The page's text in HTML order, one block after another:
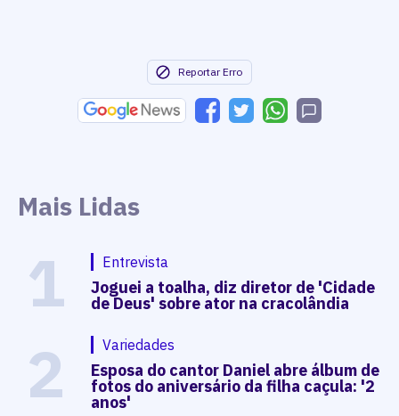
Reportar Erro
Mais Lidas
1 Entrevista
Joguei a toalha, diz diretor de 'Cidade
de Deus' sobre ator na cracolândia
2 Variedades
Esposa do cantor Daniel abre álbum de
fotos do aniversário da filha caçula: '2
anos'